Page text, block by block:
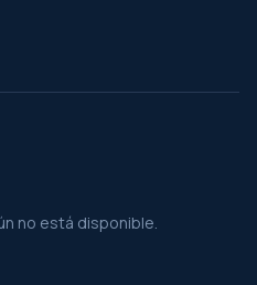
no está disponible.